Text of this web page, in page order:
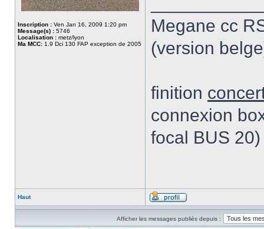
Inscription : Ven Jan 16, 2009 1:20 pm
Message(s) : 5746
Localisation : metz/lyon
Ma MCC: 1.9 Dci 130 FAP exception de 2005
Megane cc
(version
finition
connexion
focal BUS 20)
Haut
Afficher les messages publiés depuis :